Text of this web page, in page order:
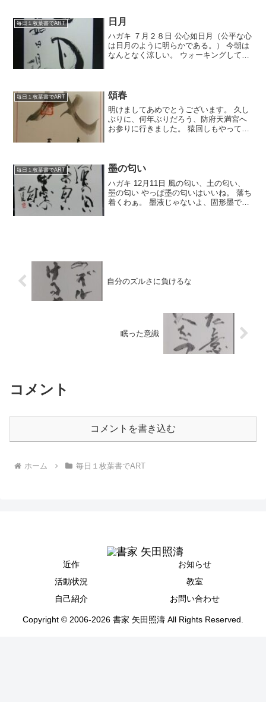
があり、昼前から妻と出か...
毎日１枚葉書でART 日月
ハガキ ７月２８日 公心如日月（公平な心
は日月のように明らかである。） 今朝は
なんとなく涼しい。 ウォーキングしてて
い。 ワシワシ...
毎日１枚葉書でART 頌春
明けましてあめでとうございます。 久し
ぶりに、何年ぶりだろう、防府天満宮へ
お参りに行きました。 猿回しもやってて
す。 空港パフォ...
毎日１枚葉書でART 墨の匂い
ハガキ 12月11日 風の匂い、土の匂い、
墨の匂い やっぱ墨の匂いはいいね。 落ち
着くわぁ。 墨液じゃないよ、固形墨です
自分のズルさに負けるな
眠った意識
コメント
コメントを書き込む
ホーム 毎日１枚葉書でART
近作
お知らせ
活動状況
教室
自己紹介
お問い合わせ
Copyright © 2006-2026 書家 矢田照濤 All Rights Reserved.